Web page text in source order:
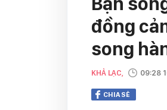
đồng
song
KHẢ LẠC, 09:28
CHIA SẺ